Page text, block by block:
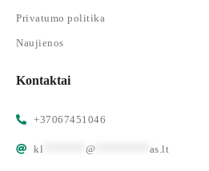
Privatumo politika
Naujienos
Kontaktai
+37067451046
kl @ as.lt